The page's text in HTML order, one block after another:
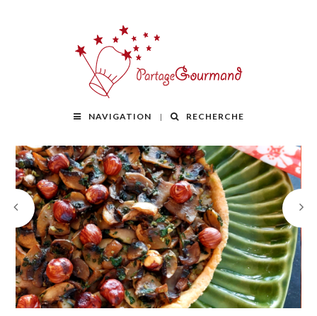
NAVIGATION RECHERCHE